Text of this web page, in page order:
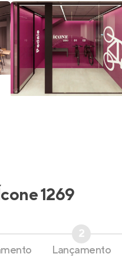
1269
2
Lançamento